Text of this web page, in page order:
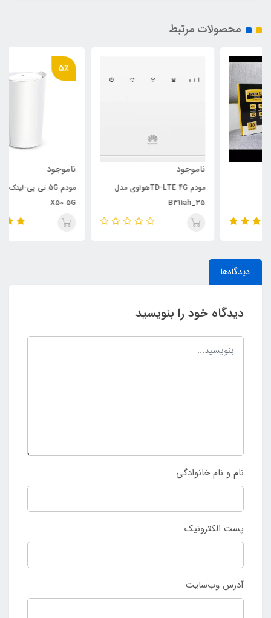
محصولات مرتبط
مودم TD-LTE 4Gهواوی مدل
مودم 5G تی پی-لینک مدل Deco
دیدگاه‌ها
دیدگاه خود را بنویسید
نام و نام خانوادگی
پست الکترونیک
آدرس وب‌سایت